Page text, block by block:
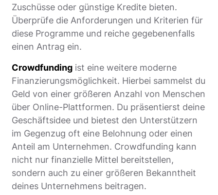
Zuschüsse oder günstige Kredite bieten.
Überprüfe die Anforderungen und Kriterien für
diese Programme und reiche gegebenenfalls
einen Antrag ein.
Crowdfunding ist eine weitere moderne
Finanzierungsmöglichkeit. Hierbei sammelst du
Geld von einer größeren Anzahl von Menschen
über Online-Plattformen. Du präsentierst deine
Geschäftsidee und bietest den Unterstützern
im Gegenzug oft eine Belohnung oder einen
Anteil am Unternehmen. Crowdfunding kann
nicht nur finanzielle Mittel bereitstellen,
sondern auch zu einer größeren Bekanntheit
deines Unternehmens beitragen.